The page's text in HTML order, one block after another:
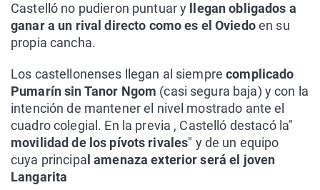
Castelló no pudieron puntuar y llegan obligados a
ganar a un rival directo como es el Oviedoen su
propia cancha.
Los castellonenses llegan al siemprecomplicado
Pumarín sin Tanor Ngom (casi segura baja) y con la
intención de mantener el nivel mostrado ante el
cuadro colegial. En la previa , Castelló destacó la"
movilidad de los pívots rivales" y de un equipo
cuya principa l amenaza exterior será el joven
Langarita